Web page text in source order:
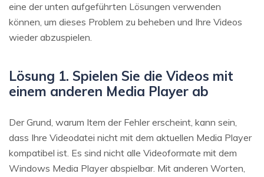
eine der unten aufgeführten Lösungen verwenden
können, um dieses Problem zu beheben und Ihre Videos
wieder abzuspielen.
Lösung 1. Spielen Sie die Videos mit
einem anderen Media Player ab
Der Grund, warum Item der Fehler erscheint, kann sein,
dass Ihre Videodatei nicht mit dem aktuellen Media Player
kompatibel ist. Es sind nicht alle Videoformate mit dem
Windows Media Player abspielbar. Mit anderen Worten,